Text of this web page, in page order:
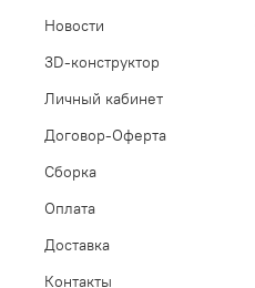
Новости
3D-конструктор
Личный кабинет
Договор-Оферта
Сборка
Оплата
Доставка
Контакты